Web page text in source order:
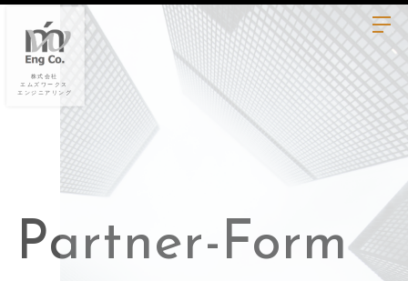
Partner-Form